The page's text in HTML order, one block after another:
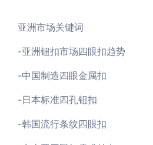
亚洲市场关键词
-亚洲钮扣市场四眼扣趋势
-中国制造四眼金属扣
-日本标准四孔钮扣
-韩国流行条纹四眼扣